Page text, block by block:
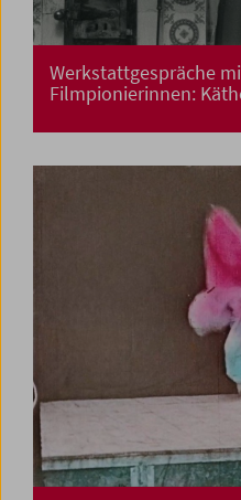
Werkstattgespräche
Filmpionierinnen: